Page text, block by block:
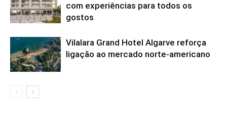
com experiências para todos os
gostos
Vilalara Grand Hotel Algarve reforça
ligação ao mercado norte-americano